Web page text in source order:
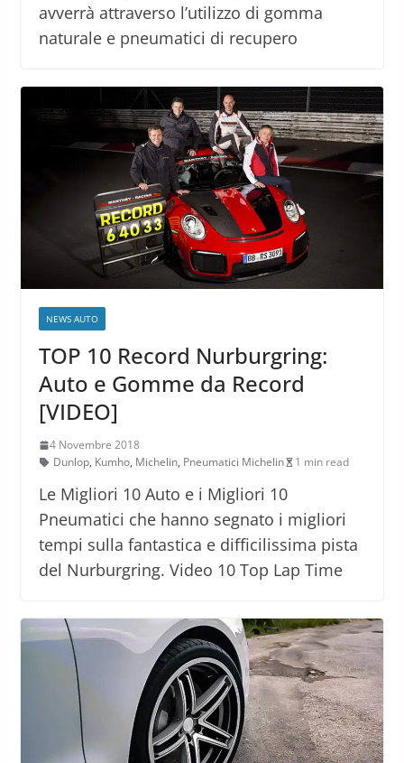
avverrà attraverso l’utilizzo di gomma
naturale e pneumatici di recupero
NEWS AUTO
TOP 10 Record Nurburgring:
Auto e Gomme da Record
[VIDEO]
4 Novembre 2018
Dunlop, Kumho, Michelin, Pneumatici Michelin 1 min read
Le Migliori 10 Auto e i Migliori 10
Pneumatici che hanno segnato i migliori
tempi sulla fantastica e difficilissima pista
del Nurburgring. Video 10 Top Lap Time